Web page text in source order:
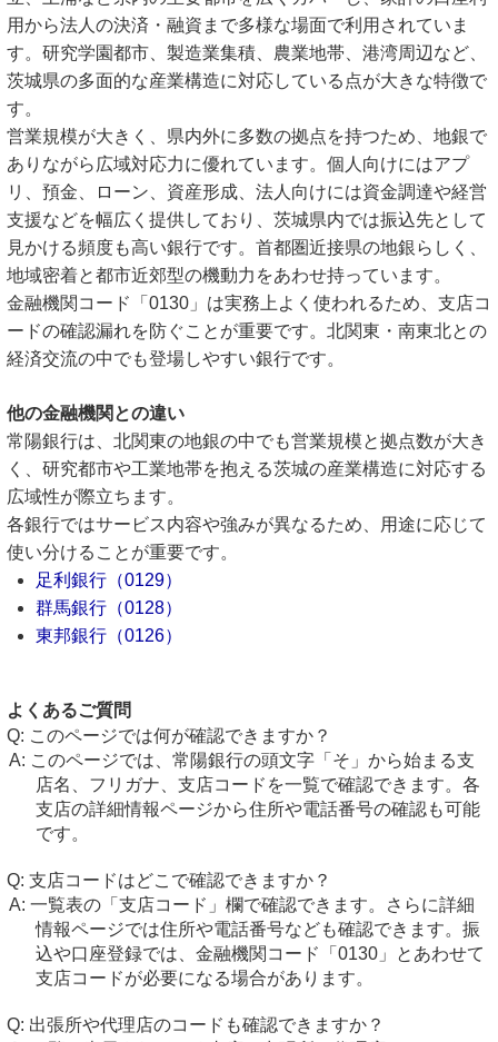
用から法人の決済・融資まで多様な場面で利用されていま
す。研究学園都市、製造業集積、農業地帯、港湾周辺など、
茨城県の多面的な産業構造に対応している点が大きな特徴で
す。
営業規模が大きく、県内外に多数の拠点を持つため、地銀で
ありながら広域対応力に優れています。個人向けにはアプ
リ、預金、ローン、資産形成、法人向けには資金調達や経営
支援などを幅広く提供しており、茨城県内では振込先として
見かける頻度も高い銀行です。首都圏近接県の地銀らしく、
地域密着と都市近郊型の機動力をあわせ持っています。
金融機関コード「0130」は実務上よく使われるため、支店コ
ードの確認漏れを防ぐことが重要です。北関東・南東北との
経済交流の中でも登場しやすい銀行です。
他の金融機関との違い
常陽銀行は、北関東の地銀の中でも営業規模と拠点数が大き
く、研究都市や工業地帯を抱える茨城の産業構造に対応する
広域性が際立ちます。
各銀行ではサービス内容や強みが異なるため、用途に応じて
使い分けることが重要です。
足利銀行（0129）
群馬銀行（0128）
東邦銀行（0126）
よくあるご質問
このページでは何が確認できますか？
このページでは、常陽銀行の頭文字「そ」から始まる支
店名、フリガナ、支店コードを一覧で確認できます。各
支店の詳細情報ページから住所や電話番号の確認も可能
です。
支店コードはどこで確認できますか？
一覧表の「支店コード」欄で確認できます。さらに詳細
情報ページでは住所や電話番号なども確認できます。振
込や口座登録では、金融機関コード「0130」とあわせて
支店コードが必要になる場合があります。
出張所や代理店のコードも確認できますか？